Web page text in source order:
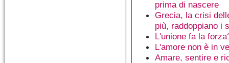
prima di nascere
Grecia, la crisi
più, raddoppiano i
L'unione fa la
L'amore non è in
Amare, sentire e